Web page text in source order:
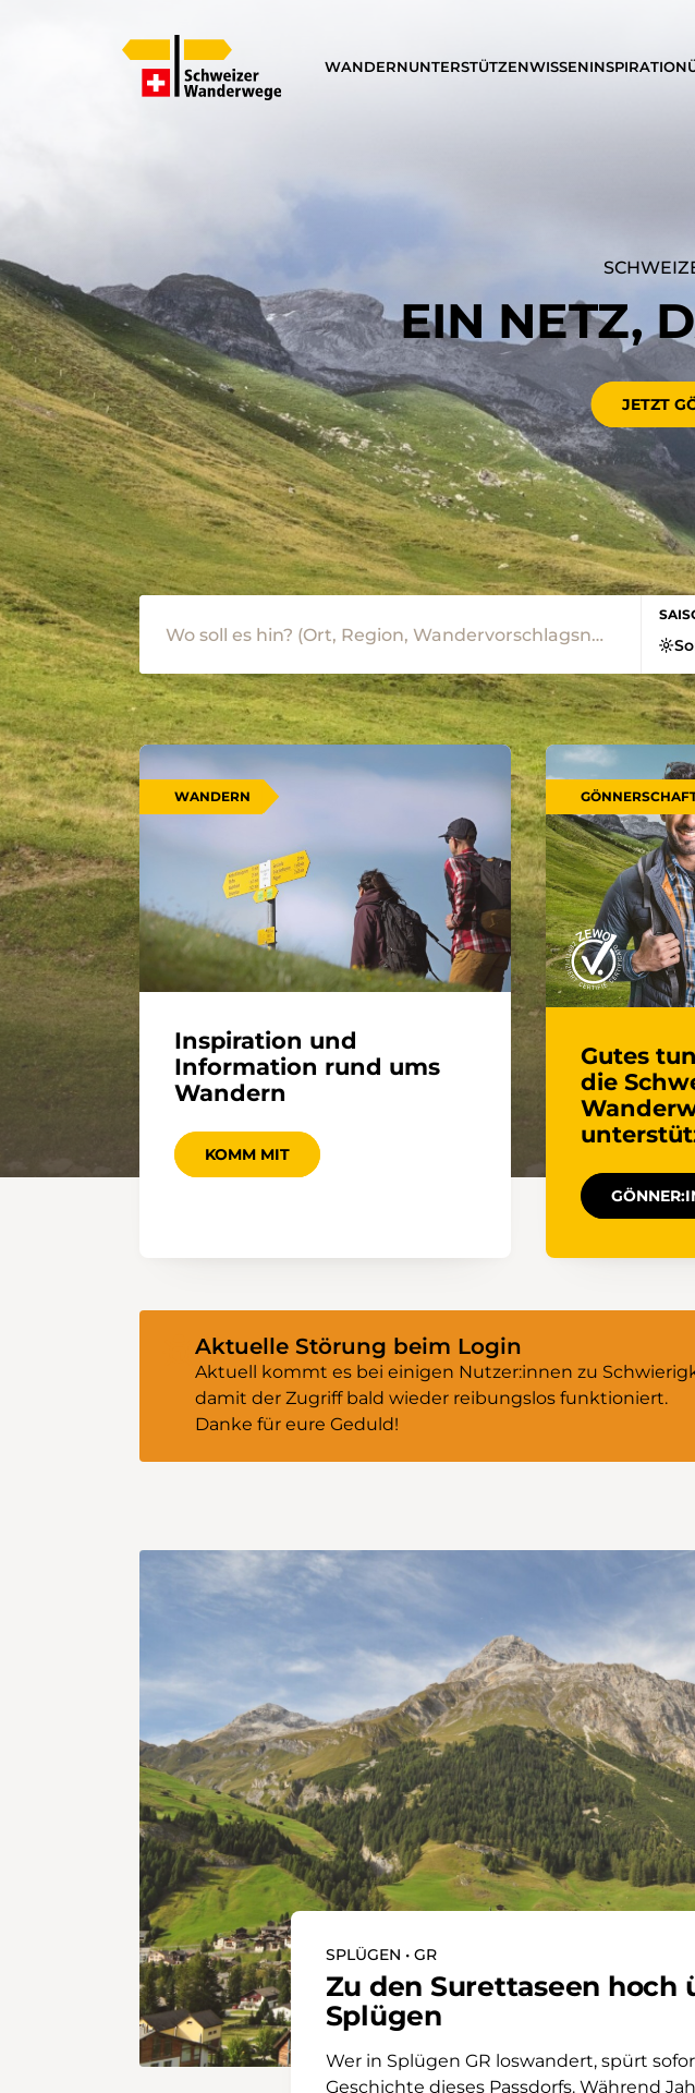
WANDERNUNTERSTÜTZENWISSENINSPIRATION
EIN NETZ,
JETZT
WANDERN
Inspiration und
Information rund ums
Wandern
KOMM MIT
Gutes
die
Aktuelle Störung beim Login
Aktuell kommt es bei einigen Nutzer:innen zu
damit der Zugriff bald wieder reibungslos funktioniert.
Danke für eure Geduld!
SPLÜGEN • GR
Zu den Surettaseen hoch
Splügen
Wer in Splügen GR loswandert, spürt
Geschichte dieses Passdorfs. Während